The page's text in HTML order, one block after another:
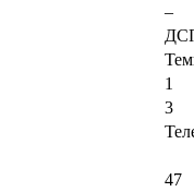
–
1
3
47